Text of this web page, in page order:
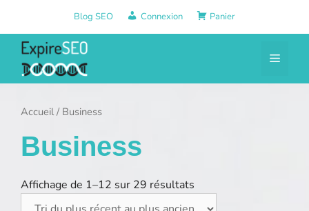
contenu
Blog SEO Connexion Panier
Menu
Accueil/ Business
Business
Affichage de 1–12 sur 29 résultats